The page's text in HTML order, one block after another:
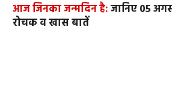
आज जिनका जन्मदिन है:जानिए 05
रोचक व खास बातें